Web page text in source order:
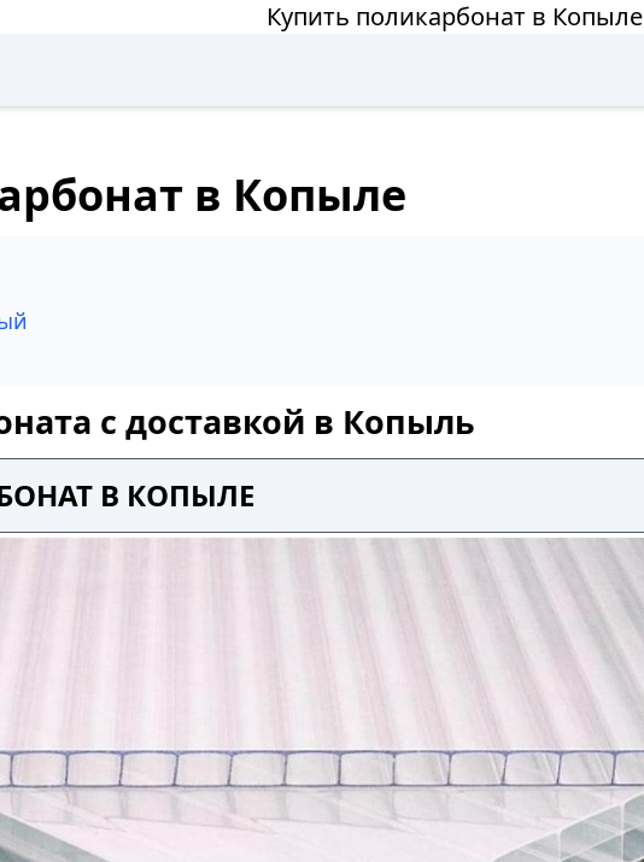
Купить поликарбонат в Копыле
в Копыле
с доставкой в Копыль
В КОПЫЛЕ